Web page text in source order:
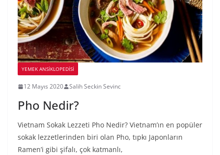
YEMEK ANSİKLOPEDİSİ
12 Mayıs 2020 Salih Seckin Sevinc
Pho Nedir?
Vietnam Sokak Lezzeti Pho Nedir? Vietnam’ın en popüler
sokak lezzetlerinden biri olan Pho, tıpkı Japonların
Ramen’i gibi şifalı, çok katmanlı,